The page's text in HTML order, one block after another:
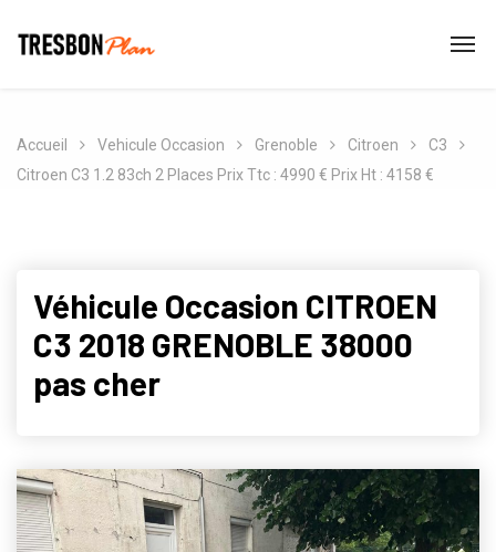
Accueil Vehicule Occasion Grenoble Citroen
C3
Citroen C3 1.2 83ch 2 Places Prix Ttc : 4990 € Prix Ht : 4158 €
Véhicule Occasion CITROEN
C3 2018 GRENOBLE 38000
pas cher